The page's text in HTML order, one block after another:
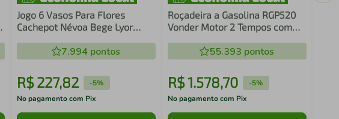
Jogo 6 Vasos Para Flores
Cachepot Névoa Bege Lyor
7.994 pontos
R$ 227,82 -5%
No pagamento com Pix
Roçadeira a Gasolina RGP520
Vonder Motor 2 Tempos com
Combustão55.393 pontos
R$1.578,70 -5%
No pagamento com Pix